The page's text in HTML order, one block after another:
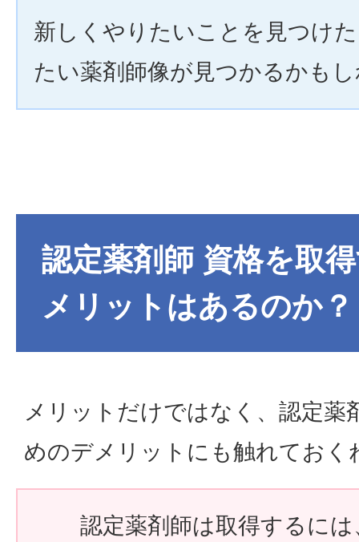
新しくやりたいことを見つけ
たい薬剤師像が見つかるかも
認定薬剤師 資格を取
メリットはあるのか？
メリットだけではなく、認定薬
めのデメリットにも触れておく
認定薬剤師は取得するには